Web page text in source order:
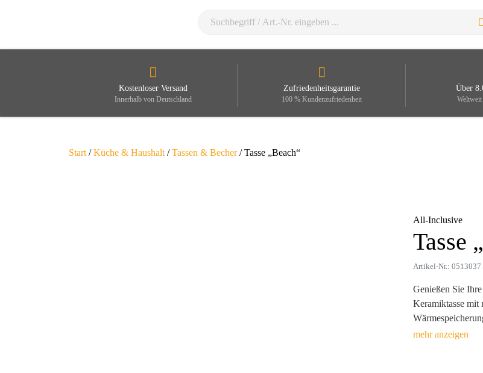
Kostenloser Versand
Innerhalb von Deutschland
Zufriedenheitsgarantie
100 % Kundenzufriedenheit
Über
Weltweit
Start /Küche & Haushalt /Tassen & Becher/ Tasse „Beach“
All-Inclusive
Tasse
Artikel-Nr.: 0513037
Genießen Sie
Keramiktasse mit
matte Oberfläche